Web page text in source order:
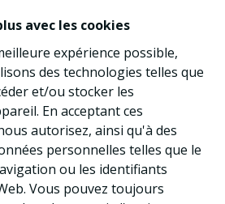
avec les cookies
expérience possible,
des technologies telles que
et/ou stocker les
En acceptant ces
autorisez, ainsi qu'à des
personnelles telles que le
ou les identifiants
Vous pouvez toujours